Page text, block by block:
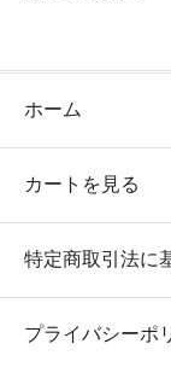
ホーム
カートを見る
特定商取引法に
プライバシーポ